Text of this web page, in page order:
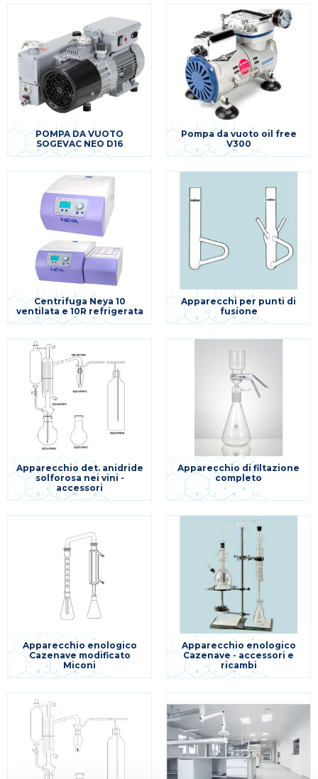
Frigoriferi e congelatori
Generatori di gas
Lavavetreria
Micropipette
Mulini e omogenizzatori
Microscopi
Phmetri conducimetri ossimetri
Pompe
Purificatori d'acqua
Riscaldatori
Sistemi da vuoto e trappole
Sistemi di filtrazione
Spettrofotometri e colorimetri
Stufe
Termometri e datalogger
Altra strumentazione per applicazioni specifiche
POMPA DA VUOTO
SOGEVAC NEO D16
Pompa da vuoto oil free
V300
Centrifuga Neya 10
ventilata e 10R refrigerata
Apparecchi per punti di
fusione
Apparecchio det. anidride
solforosa nei vini -
accessori
Apparecchio di filtazione
completo
Apparecchio enologico
Cazenave modificato
Miconi
Apparecchio enologico
Cazenave - accessori e
ricambi